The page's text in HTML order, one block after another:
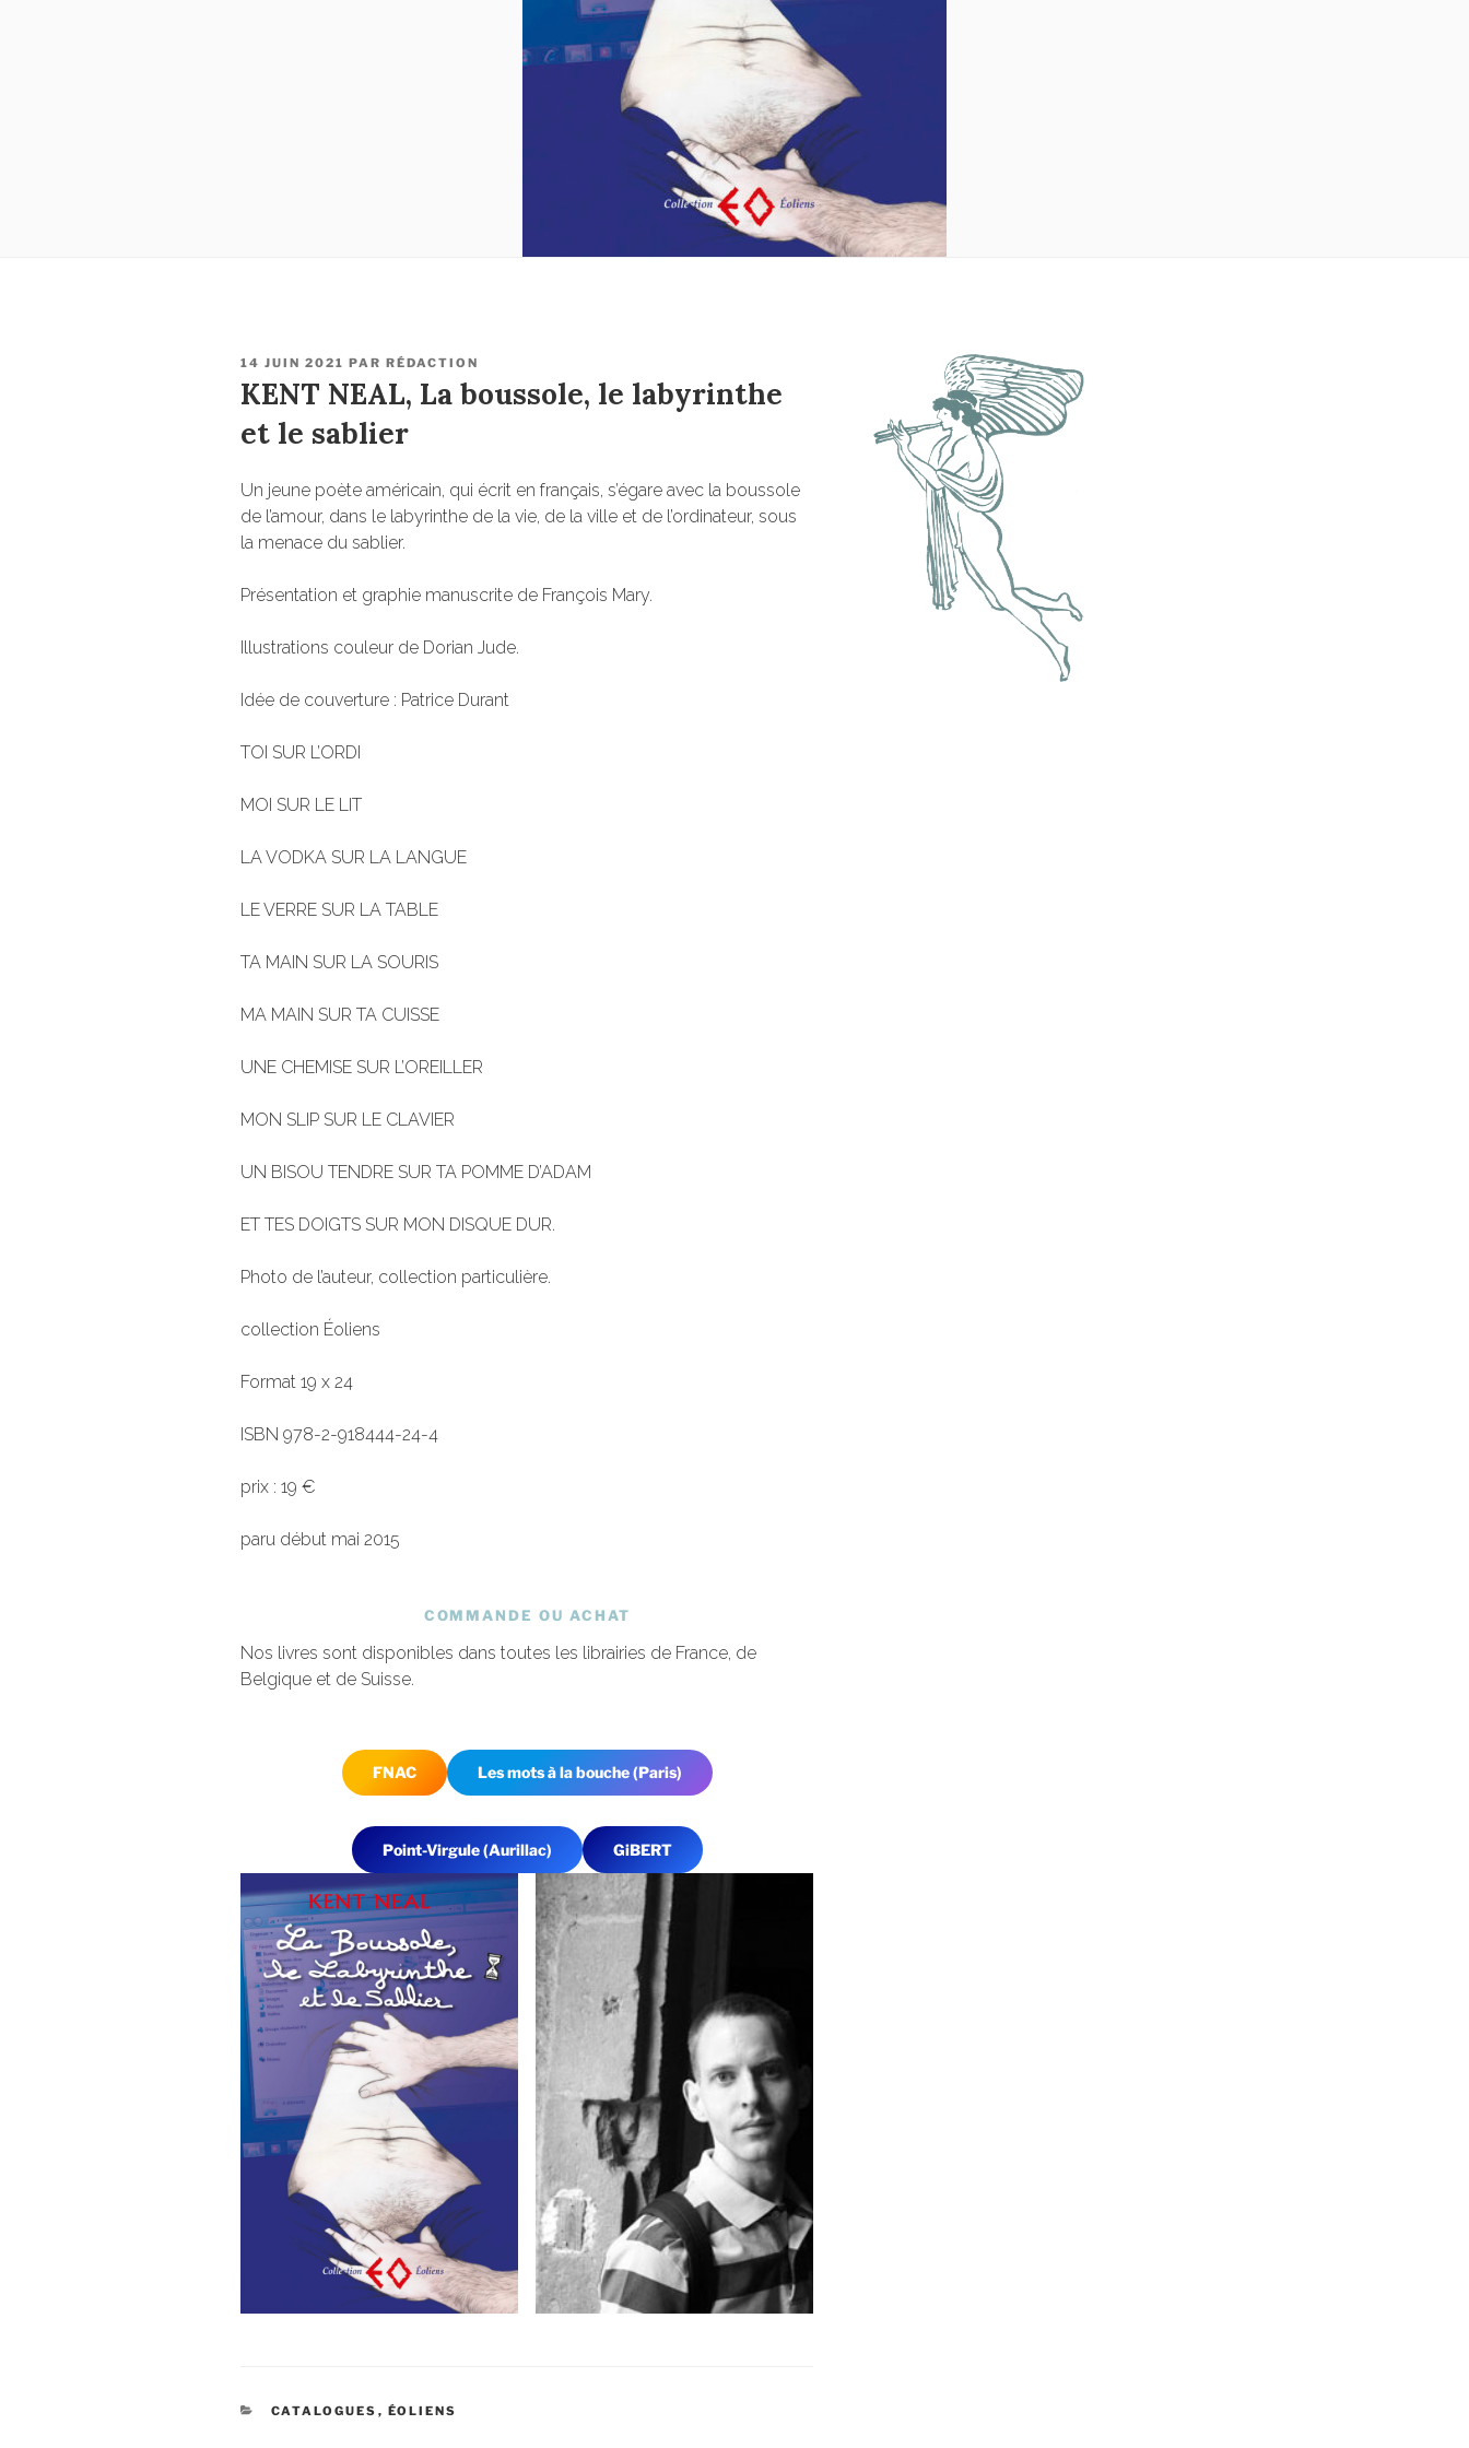
PUBLIÉ
14 JUIN 2021 PAR RÉDACTION
KENT NEAL, La boussole, le labyrinthe
et le sablier
Un jeune poète américain, qui écrit en français, s’égare avec la boussole
de l’amour, dans le labyrinthe de la vie, de la ville et de l’ordinateur, sous
la menace du sablier.
Présentation et graphie manuscrite de François Mary.
Illustrations couleur de Dorian Jude.
Idée de couverture : Patrice Durant
TOI SUR L’ORDI
MOI SUR LE LIT
LA VODKA SUR LA LANGUE
LE VERRE SUR LA TABLE
TA MAIN SUR LA SOURIS
MA MAIN SUR TA CUISSE
UNE CHEMISE SUR L’OREILLER
MON SLIP SUR LE CLAVIER
UN BISOU TENDRE SUR TA POMME D’ADAM
ET TES DOIGTS SUR MON DISQUE DUR.
Photo de l’auteur, collection particulière.
collection Éoliens
Format 19 x 24
ISBN 978-2-918444-24-4
prix : 19 €
paru début mai 2015
COMMANDE OU ACHAT
Nos livres sont disponibles dans toutes les librairies de France, de
Belgique et de Suisse.
FNAC Les mots à la bouche (Paris)
Point-Virgule (Aurillac) GiBERT
CATÉGORIES
CATALOGUES , ÉOLIENS